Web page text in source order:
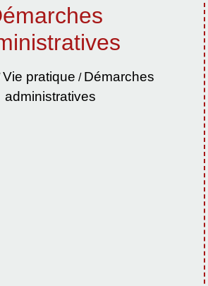
Vie pratique / Démarches
administratives